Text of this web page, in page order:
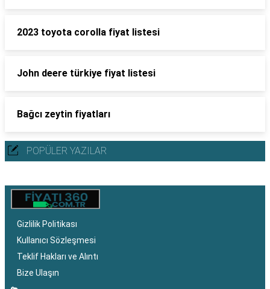
2023 toyota corolla fiyat listesi
John deere türkiye fiyat listesi
Bağcı zeytin fiyatları
POPÜLER YAZILAR
Gizlilik Politikası
Kullanıcı Sözleşmesi
Teklif Hakları ve Alıntı
Bize Ulaşın